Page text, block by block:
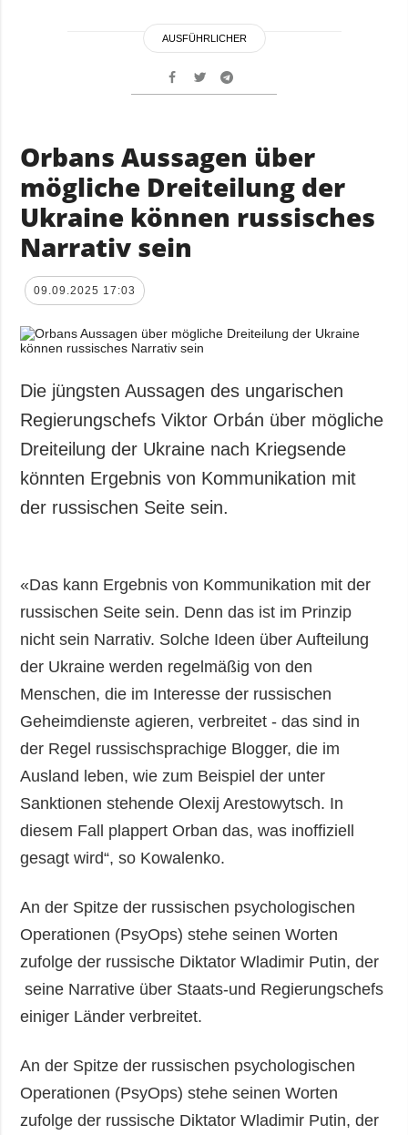
AUSFÜHRLICHER
Orbans Aussagen über
mögliche Dreiteilung der
Ukraine können russisches
Narrativ sein
09.09.2025 17:03
Die jüngsten Aussagen des ungarischen
Regierungschefs Viktor Orbán über mögliche
Dreiteilung der Ukraine nach Kriegsende
könnten Ergebnis von Kommunikation mit
der russischen Seite sein.
«Das kann Ergebnis von Kommunikation mit der
russischen Seite sein. Denn das ist im Prinzip
nicht sein Narrativ. Solche Ideen über Aufteilung
der Ukraine werden regelmäßig von den
Menschen, die im Interesse der russischen
Geheimdienste agieren, verbreitet - das sind in
der Regel russischsprachige Blogger, die im
Ausland leben, wie zum Beispiel der unter
Sanktionen stehende Olexij Arestowytsch. In
diesem Fall plappert Orban das, was inoffiziell
gesagt wird“, so Kowalenko.
An der Spitze der russischen psychologischen
Operationen (PsyOps) stehe seinen Worten
zufolge der russische Diktator Wladimir Putin, der
seine Narrative über Staats-und Regierungschefs
einiger Länder verbreitet.
An der Spitze der russischen psychologischen
Operationen (PsyOps) stehe seinen Worten
zufolge der russische Diktator Wladimir Putin, der